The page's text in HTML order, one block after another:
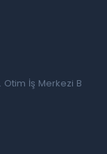
İş Merkezi B